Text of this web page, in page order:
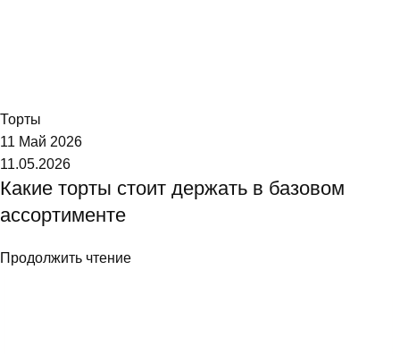
Торты
11 Май 2026
11.05.2026
Какие торты стоит держать в базовом
ассортименте
Продолжить чтение